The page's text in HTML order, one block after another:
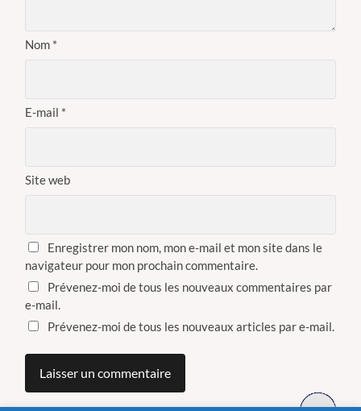
Nom *
E-mail *
Site web
Enregistrer mon nom, mon e-mail et mon site dans le
navigateur pour mon prochain commentaire.
Prévenez-moi de tous les nouveaux commentaires par
e-mail.
Prévenez-moi de tous les nouveaux articles par e-mail.